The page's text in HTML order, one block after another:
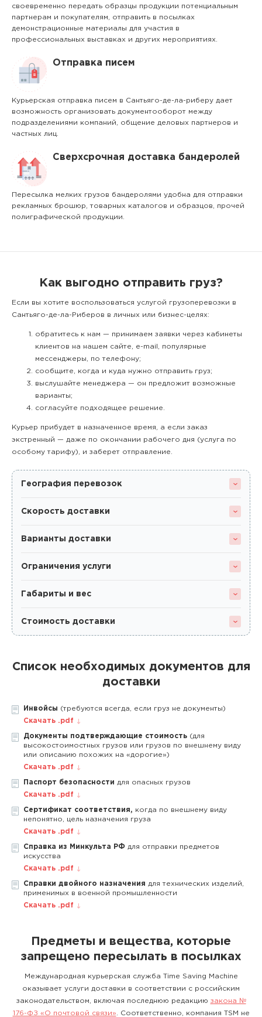
своевременно передать образцы продукции потенциальным
партнерам и покупателям, отправить в посылках
демонстрационные материалы для участия в
профессиональных выставках и других мероприятиях.
Отправка писем
Курьерская отправка писем в Сантьяго-де-ла-риберу дает
возможность организовать документооборот между
подразделениями компаний, общение деловых партнеров и
частных лиц.
Сверхсрочная доставка бандеролей
Пересылка мелких грузов бандеролями удобна для отправки
рекламных брошюр, товарных каталогов и образцов, прочей
полиграфической продукции.
Как выгодно отправить груз?
Если вы хотите воспользоваться услугой грузоперевозки в
Сантьяго-де-ла-Риберов в личных или бизнес-целях:
обратитесь к нам — принимаем заявки через кабинеты
клиентов на нашем сайте, e-mail, популярные
мессенджеры, по телефону;
сообщите, когда и куда нужно отправить груз;
выслушайте менеджера — он предложит возможные
варианты;
согласуйте подходящее решение.
Курьер прибудет в назначенное время, а если заказ
экстренный — даже по окончании рабочего дня (услуга по
особому тарифу), и заберет отправление.
География перевозок
Скорость доставки
Варианты доставки
Ограничения услуги
Габариты и вес
Стоимость доставки
Список необходимых документов для
доставки
Инвойсы (требуются всегда, если груз не документы)
Скачать .pdf
Документы подтверждающие стоимость (для
высокостоимостных грузов или грузов по внешнему виду
или описанию похожих на «дорогие»)
Скачать .pdf
Паспорт безопасности для опасных грузов
Скачать .pdf
Сертификат соответствия, когда по внешнему виду
непонятно, цель назначения груза
Скачать .pdf
Справка из Минкульта РФ для отправки предметов
искусства
Скачать .pdf
Справки двойного назначения для технических изделий,
применимых в военной промышленности
Скачать .pdf
Предметы и вещества, которые
запрещено пересылать в посылках
Международная курьерская служба Time Saving Machine
оказывает услуги доставки в соответствии с российским
законодательством, включая последнюю редакцию закона №
176-ФЗ «О почтовой связи» . Соответственно, компания TSM не